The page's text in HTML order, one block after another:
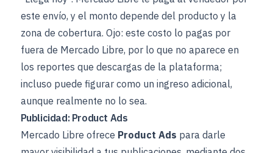
este envío, y el monto depende del producto y la
zona de cobertura. Ojo: este costo lo pagas por
fuera de Mercado Libre, por lo que no aparece en
los reportes que descargas de la plataforma;
incluso puede figurar como un ingreso adicional,
aunque realmente no lo sea.
Publicidad: Product Ads
Mercado Libre ofrece Product Ads para darle